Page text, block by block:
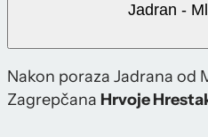
Jadran -
Nakon poraza Jadrana od
Zagrepčana Hrvoje